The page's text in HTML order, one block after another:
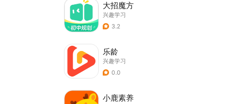
大招魔方
兴趣学习
3.2
乐龄
兴趣学习
0.0
小鹿素养